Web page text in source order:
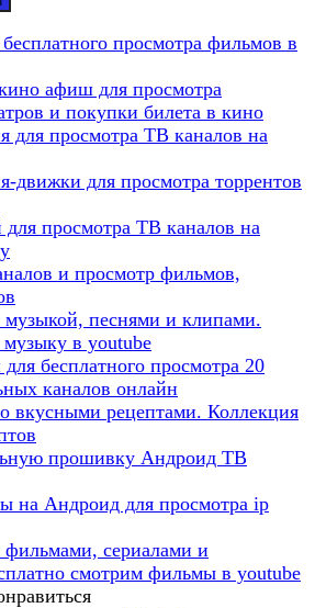
просмотра фильмов в
афиш для просмотра
и покупки билета в кино
для просмотра ТВ каналов на
движки для просмотра торрентов
просмотра ТВ каналов на
и просмотр фильмов,
песнями и клипами.
в youtube
бесплатного просмотра 20
каналов онлайн
вкусными рецептами. Коллекция
прошивку Андроид ТВ
на Андроид для просмотра ip
сериалами и
смотрим фильмы в youtube